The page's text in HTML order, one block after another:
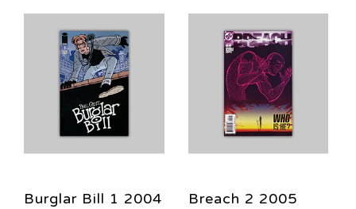
Burglar Bill 1 2004
Breach 2 2005